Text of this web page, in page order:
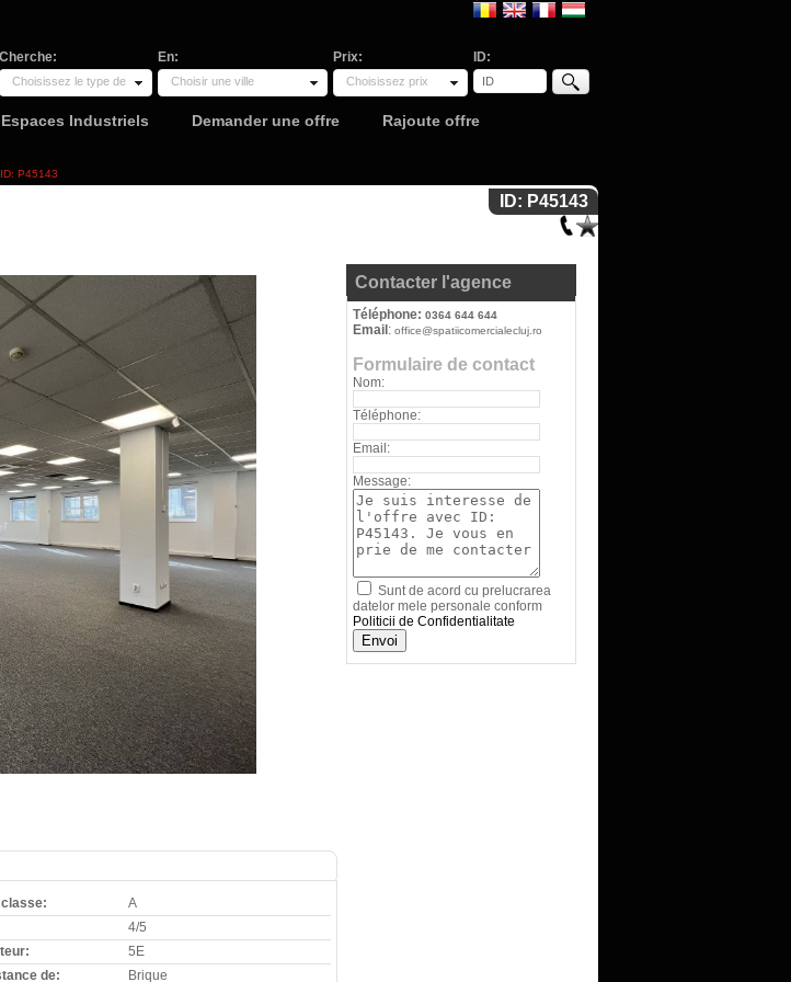
Cherche:
Choisissez le type de
En:
Choisir une ville
Prix:
Choisissez prix
ID:
Espaces Industriels Demander une offre
Rajoute offre
P45143
ID: P45143
A
4/5
5E
de:
Brique
Contacter l'agence
Téléphone: 0364 644 644
Email : office@spatiicomercialecluj.ro
Formulaire de contact
Nom:
Téléphone:
Email:
Message:
Sunt de acord cu prelucrarea
datelor mele personale conform
Politicii de Confidentialitate